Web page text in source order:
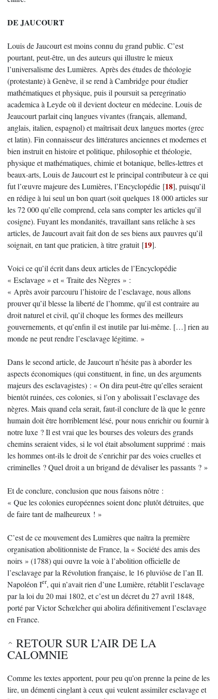
DE JAUCOURT
Louis de Jaucourt est moins connu du grand public. C’est
pourtant, peut-être, un des auteurs qui illustre le mieux
l’universalisme des Lumières. Après des études de théologie
(protestante) à Genève, il se rend à Cambridge pour étudier
mathématiques et physique, puis il poursuit sa peregrinatio
academica à Leyde où il devient docteur en médecine. Louis de
Jeaucourt parlait cinq langues vivantes (français, allemand,
anglais, italien, espagnol) et maîtrisait deux langues mortes (grec
et latin). Fin connaisseur des littératures anciennes et modernes et
bien instruit en histoire et politique, philosophie et théologie,
physique et mathématiques, chimie et botanique, belles-lettres et
beaux-arts, Louis de Jaucourt est le principal contributeur à ce qui
fut l’œuvre majeure des Lumières, l’Encyclopédie [18], puisqu’il
en rédige à lui seul un bon quart (soit quelques 18 000 articles sur
les 72 000 qu’elle comprend, cela sans compter les articles qu’il
cosigne). Fuyant les mondanités, travaillant sans relâche à ses
articles, de Jaucourt avait fait don de ses biens aux pauvres qu’il
soignait, en tant que praticien, à titre gratuit[19].
Voici ce qu’il écrit dans deux articles de l’Encyclopédie
« Esclavage » et « Traite des Nègres » :
« Après avoir parcouru l’histoire de l’esclavage, nous allons
prouver qu’il blesse la liberté de l’homme, qu’il est contraire au
droit naturel et civil, qu’il choque les formes des meilleurs
gouvernements, et qu’enfin il est inutile par lui-même. […] rien au
monde ne peut rendre l’esclavage légitime. »
Dans le second article, de Jaucourt n’hésite pas à aborder les
aspects économiques (qui constituent, in fine, un des arguments
majeurs des esclavagistes) : « On dira peut-être qu’elles seraient
bientôt ruinées, ces colonies, si l’on y abolissait l’esclavage des
nègres. Mais quand cela serait, faut-il conclure de là que le genre
humain doit être horriblement lésé, pour nous enrichir ou fournir à
notre luxe ? Il est vrai que les bourses des voleurs des grands
chemins seraient vides, si le vol était absolument supprimé : mais
les hommes ont-ils le droit de s’enrichir par des voies cruelles et
criminelles ? Quel droit a un brigand de dévaliser les passants ? »
Et de conclure, conclusion que nous faisons nôtre :
« Que les colonies européennes soient donc plutôt détruites, que
de faire tant de malheureux ! »
C’est de ce mouvement des Lumières que naîtra la première
organisation abolitionniste de France, la « Société des amis des
noirs » (1788) qui ouvre la voie à l’abolition officielle de
l’esclavage par la Révolution française, le 16 pluviôse de l’an II.
Napoléon Ier, qui n’avait rien d’une Lumière, rétablit l’esclavage
par la loi du 20 mai 1802, et c’est un décret du 27 avril 1848,
porté par Victor Schœlcher qui abolira définitivement l’esclavage
en France.
RETOUR SUR L’AIR DE LA
CALOMNIE
Comme les textes apportent, pour peu qu’on prenne la peine de les
lire, un démenti cinglant à ceux qui veulent assimiler esclavage et